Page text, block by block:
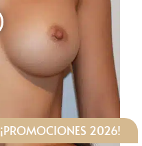
¡PROMOCIONES 2026!